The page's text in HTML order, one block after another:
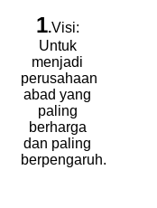
1.Visi:
Untuk
menjadi
perusahaan
abad yang
paling
berharga
dan paling
berpengaruh.